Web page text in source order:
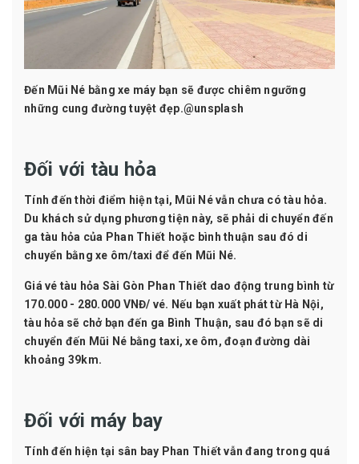
Đến Mũi Né bằng xe máy bạn sẽ được chiêm ngưỡng
những cung đường tuyệt đẹp.@unsplash
Đối với tàu hỏa
Tính đến thời điểm hiện tại, Mũi Né vẫn chưa có tàu hỏa.
Du khách sử dụng phương tiện này, sẽ phải di chuyển đến
ga tàu hỏa của Phan Thiết hoặc bình thuận sau đó di
chuyển bằng xe ôm/taxi để đến Mũi Né.
Giá vé tàu hỏa Sài Gòn Phan Thiết dao động trung bình từ
170.000 - 280.000 VNĐ/ vé. Nếu bạn xuất phát từ Hà Nội,
tàu hỏa sẽ chở bạn đến ga Bình Thuận, sau đó bạn sẽ di
chuyển đến Mũi Né bằng taxi, xe ôm, đoạn đường dài
khoảng 39km.
Đối với máy bay
Tính đến hiện tại sân bay Phan Thiết vẫn đang trong quá